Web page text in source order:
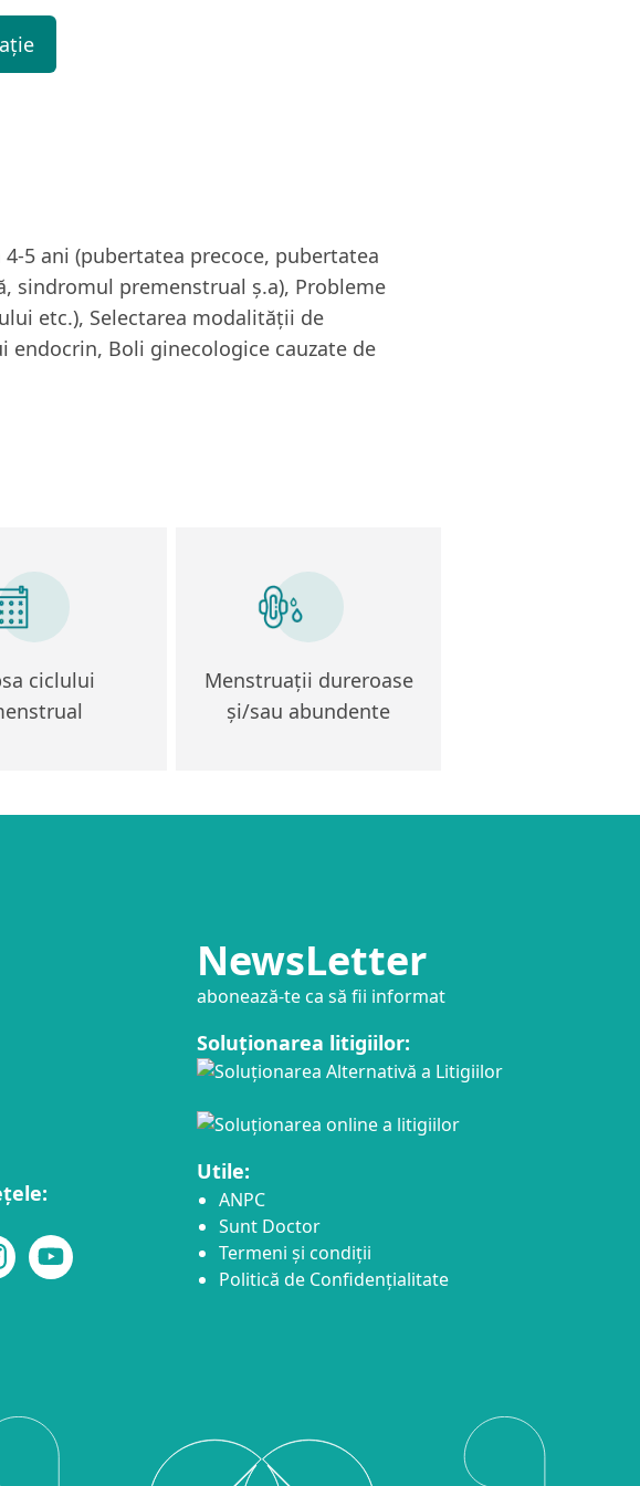
5 ani (pubertatea precoce, pubertatea
sindromul premenstrual ş.a), Probleme
etc.), Selectarea modalităţii de
Boli ginecologice cauzate de
ciclului
Menstruații dureroase
și/sau abundente
NewsLetter
abonează-te ca să fii informat
Soluționarea litigiilor:
Utile:
ANPC
Sunt Doctor
Termeni și condiții
Politică de Confidențialitate